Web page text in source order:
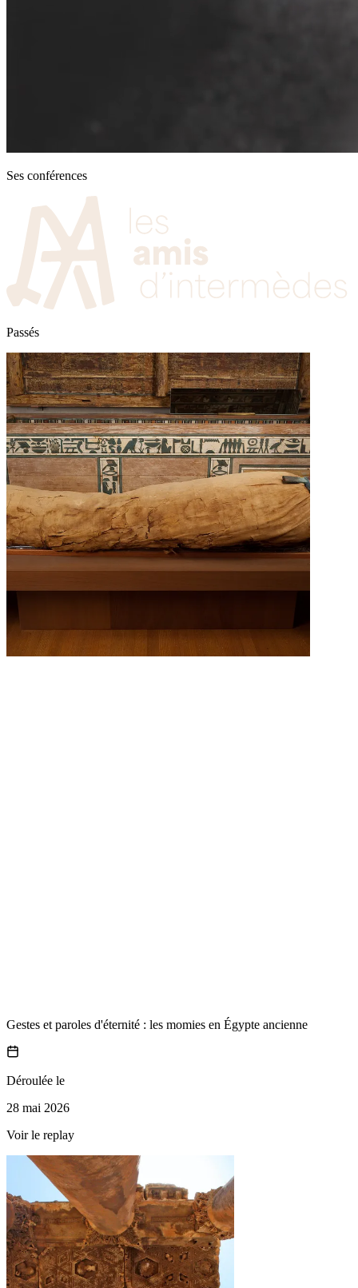
Ses conférences
Passés
Gestes et paroles d'éternité : les momies en Égypte ancienne
Déroulée le
28 mai 2026
Voir le replay